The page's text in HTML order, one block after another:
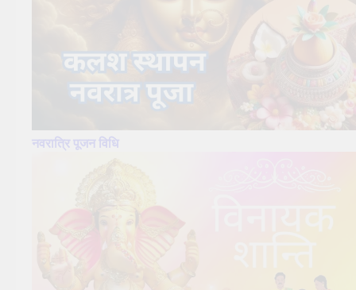
नवरात्रि पूजन विधि